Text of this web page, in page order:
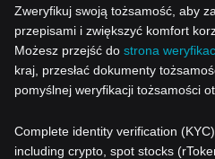
Zweryfikuj swoją tożsamość, aby
przepisami i zwiększyć komfort
Możesz przejść do strona
kraj, przesłać dokumenty
pomyślnej weryfikacji tożsamości
Complete identity verification
including crypto, spot stocks